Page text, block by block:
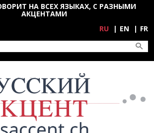
содержанию
НА ВСЕХ ЯЗЫКАХ, С РАЗНЫМИ
АКЦЕНТАМИ
RU EN FR